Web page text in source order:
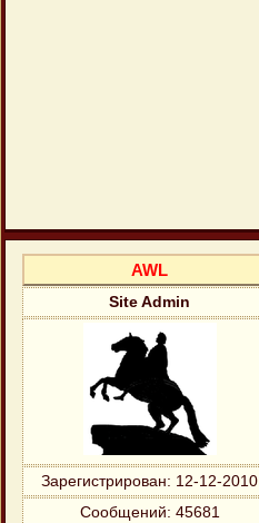
AWL
Site Admin
Зарегистрирован: 12-12-2010
Сообщений: 45681